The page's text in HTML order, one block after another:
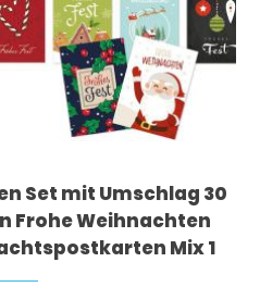
Set mit Umschlag 30
Frohe Weihnachten
Mix 1